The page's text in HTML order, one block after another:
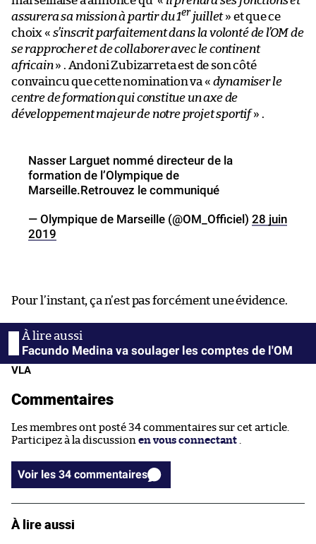
assurera sa mission à partir du 1er juillet» et que ce
choix « s’inscrit parfaitement dans la volonté de l’OM de
se rapprocher et de collaborer avec le continent
africain» . Andoni Zubizarreta est de son côté
convaincu que cette nomination va « dynamiser le
centre de formation qui constitue un axe de
développement majeur de notre projet sportif» .
Nasser Larguet nommé directeur de la
formation de l’Olympique de
Marseille.Retrouvez le communiqué
— Olympique de Marseille (@OM_Officiel) 28 juin
2019
Pour l’instant, ça n’est pas forcément une évidence.
Facundo Medina va soulager les comptes de l'OM
VLA
Commentaires
Les membres ont posté 34 commentaires sur cet article.
Participez à la discussion en vous connectant
Voir les 34 commentaires
À lire aussi